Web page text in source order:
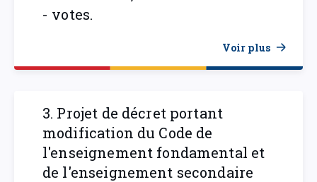
- votes.
Voir plus
3. Projet de décret portant
modification du Code de
l'enseignement fondamental et
de l'enseignement secondaire